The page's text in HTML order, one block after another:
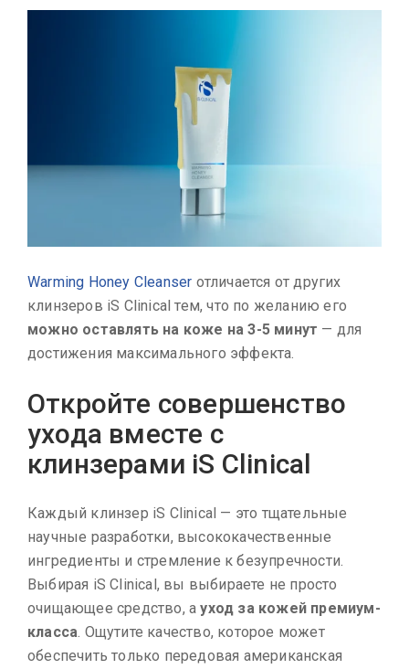
Warming Honey Cleanser отличается от других
клинзеров iS Clinical тем, что по желанию его
можно оставлять на коже на 3-5 минут — для
достижения максимального эффекта.
Откройте совершенство
ухода вместе с
клинзерами iS Clinical
Каждый клинзер iS Clinical — это тщательные
научные разработки, высококачественные
ингредиенты и стремление к безупречности.
Выбирая iS Clinical, вы выбираете не просто
очищающее средство, ауход за кожей премиум-
класса . Ощутите качество, которое может
обеспечить только передовая американская